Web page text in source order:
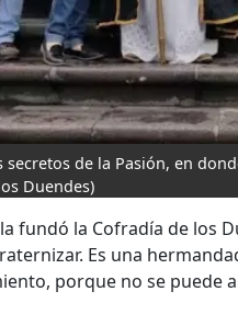
secretos de la Pasión, en
Duendes)
fundó la Cofradía de los
Es una
porque no se puede